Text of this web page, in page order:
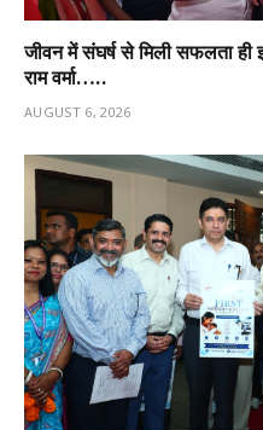
जीवन में संघर्ष से मिली सफलता ही
राम वर्मा…..
AUGUST 6, 2026